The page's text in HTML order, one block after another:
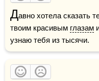
Давно хотела сказать
твоим красивым глазам
узнаю тебя из тысячи.